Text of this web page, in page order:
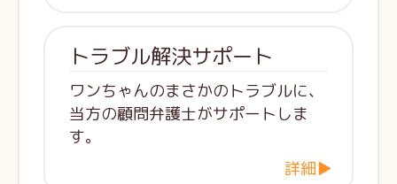
トラブル解決サポート
ワンちゃんのまさかのトラブルに、
当方の顧問弁護士がサポートしま
す。
詳細▶